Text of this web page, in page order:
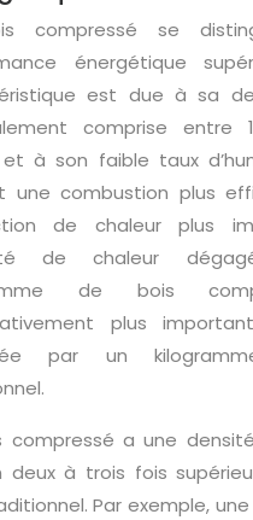
compressé se
énergétique
est due à sa
comprise entre
et à son faible taux
une combustion plus
de chaleur plus
de chaleur
de bois
plus
par un
compressé a une
deux à trois fois
Par exemple,